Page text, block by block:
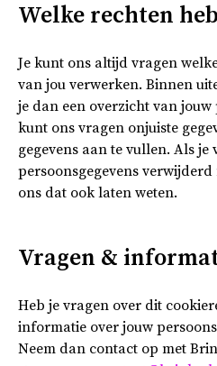
Welke rechten
Je kunt ons altijd vragen
van jou verwerken. Binnen
je dan een overzicht van jouw
kunt ons vragen onjuiste
gegevens aan te vullen. Als
persoonsgegevens
ons dat ook laten weten.
Vragen &
Heb je vragen over dit
informatie over jouw
Neem dan contact op met